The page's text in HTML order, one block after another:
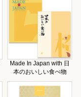
Made In Japan with 日
本のおいしい食べ物